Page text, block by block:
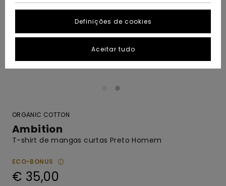
ORGANIC COTTON
Ambition
T-shirt de mangas curtas Preto Homem
ECO-BONUS
€ 35,00
Definições de cookies
Aceitar tudo